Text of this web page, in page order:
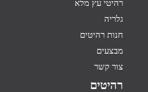
רהיטי עץ מלא
גלריה
חנות רהיטים
מבצעים
צור קשר
רהיטים